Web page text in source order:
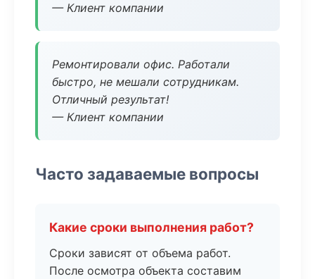
— Клиент компании
Ремонтировали офис. Работали
быстро, не мешали сотрудникам.
Отличный результат!
— Клиент компании
Часто задаваемые вопросы
Какие сроки выполнения работ?
Сроки зависят от объема работ.
После осмотра объекта составим